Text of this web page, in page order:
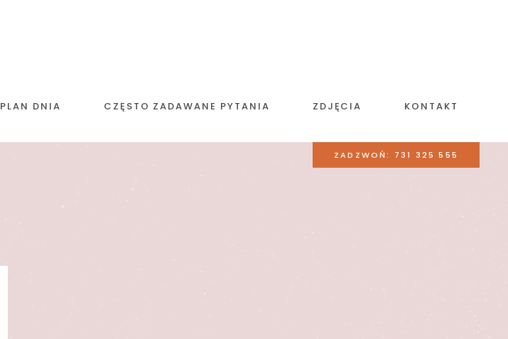
PLAN DNIA CZĘSTO ZADAWANE PYTANIA ZDJĘCIA KONTAKT
ZADZWOŃ: 731 325 555